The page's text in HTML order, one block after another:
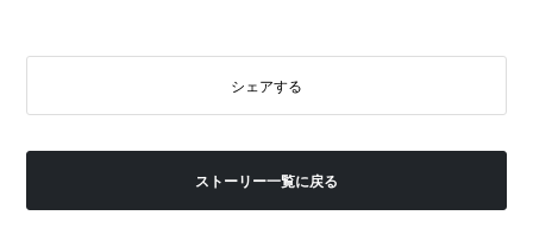
シェアする
ストーリー一覧に戻る